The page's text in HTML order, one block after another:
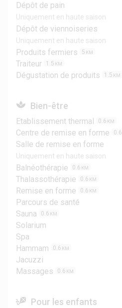
Dépôt de pain
Uniquement en haute saison
Dépôt de viennoiseries
Uniquement en haute saison
Produits fermiers 5 KM
Traiteur 1.5 KM
Dégustation de produits 1.5 KM
Bien-être
Etablissement thermal 0.6 KM
Centre de remise en forme 0.6
Salle de remise en forme
Uniquement en haute saison
Balnéothérapie 0.6 KM
Thalassothérapie 0.6 KM
Remise en forme 0.6 KM
Parcours de santé
Sauna
0.6 KM
Solarium
Spa
Hammam
0.6 KM
Jacuzzi
Massages
0.6 KM
Pour les enfants